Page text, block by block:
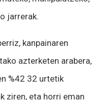
jarrerak.
kanpainaren
azterketen arabera,
%42 32 urtetik
ziren, eta horri eman